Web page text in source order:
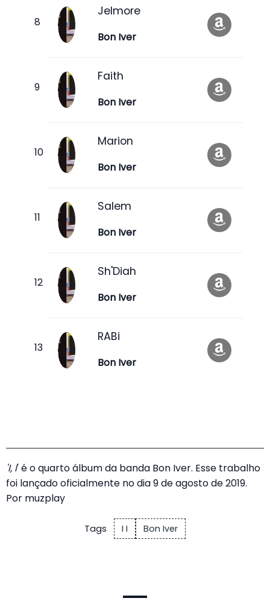
Jelmore
Bon Iver
Faith
Bon Iver
Marion
Bon Iver
Salem
Bon Iver
Sh'Diah
Bon Iver
RABi
Bon Iver
'I, I' é o quarto álbum da banda Bon Iver. Esse trabalho
foi lançado oficialmente no dia 9 de agosto de 2019.
Por muzplay
Tags I I Bon Iver